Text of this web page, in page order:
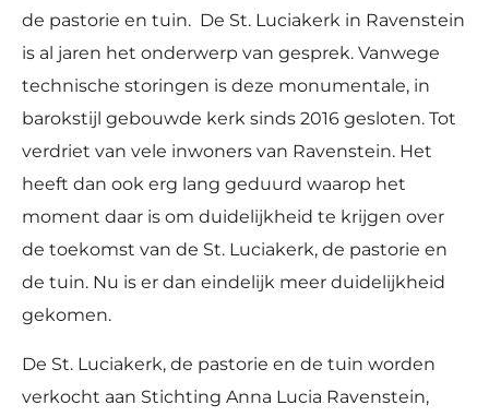
de pastorie en tuin. De St. Luciakerk in Ravenstein
is al jaren het onderwerp van gesprek. Vanwege
technische storingen is deze monumentale, in
barokstijl gebouwde kerk sinds 2016 gesloten. Tot
verdriet van vele inwoners van Ravenstein. Het
heeft dan ook erg lang geduurd waarop het
moment daar is om duidelijkheid te krijgen over
de toekomst van de St. Luciakerk, de pastorie en
de tuin. Nu is er dan eindelijk meer duidelijkheid
gekomen.
De St. Luciakerk, de pastorie en de tuin worden
verkocht aan Stichting Anna Lucia Ravenstein,